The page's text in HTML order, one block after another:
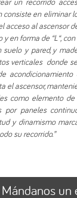
consiste en eliminar
acceso al ascensor
y en forma de “L“,
suelo y pared, y
verticales donde
el ascensor,
como elemento
por paneles
y dinamismo
su recorrido.”
Mándanos un